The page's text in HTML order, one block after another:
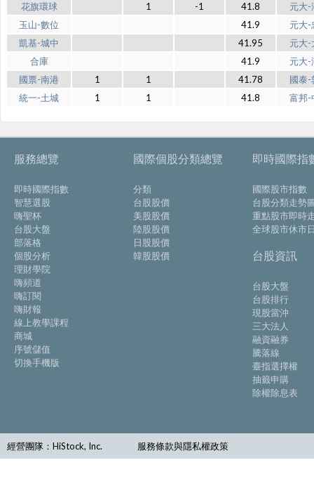
花旗環球
1 -1 41.8
元大-
玉山-數位
41.9
元大-
凱基-城中
41.95
元大-
合庫
41.9
元大-
國票-南港
1 1 41.78
國泰-
統一-土城
1 1 41.8 富邦-
服務總覽
即時國際指數
智慧選股
嗨聖杯
台股大盤
部落格
個股分析
理財學院
嗨頻道
嗨訂閱
嗨財報
線上教學課程
商城
序號儲值
切換手機版
國際個股分類總覽
分類
台股股價
美股股價
陸股股價
日股股價
韓股股價
即時國際指
國際股市指數
台股分類走勢
重點股市即時
全球股市休市
台股資訊
台股大盤
台股排行
現股當沖
三大法人
融資融券
騰落線
臺指選擇權
抽籤申購
除權除息表
經營團隊：HiStock, Inc. 服務條款與隱私權政策